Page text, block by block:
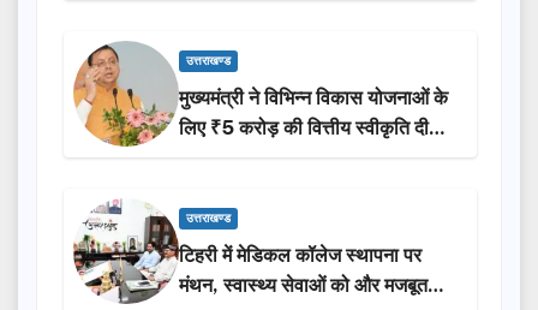
उत्तराखण्ड
मुख्यमंत्री ने विभिन्न विकास योजनाओं के
लिए ₹5 करोड़ की वित्तीय स्वीकृति दी…
उत्तराखण्ड
टिहरी में मेडिकल कॉलेज स्थापना पर
मंथन, स्वास्थ्य सेवाओं को और मजबूत